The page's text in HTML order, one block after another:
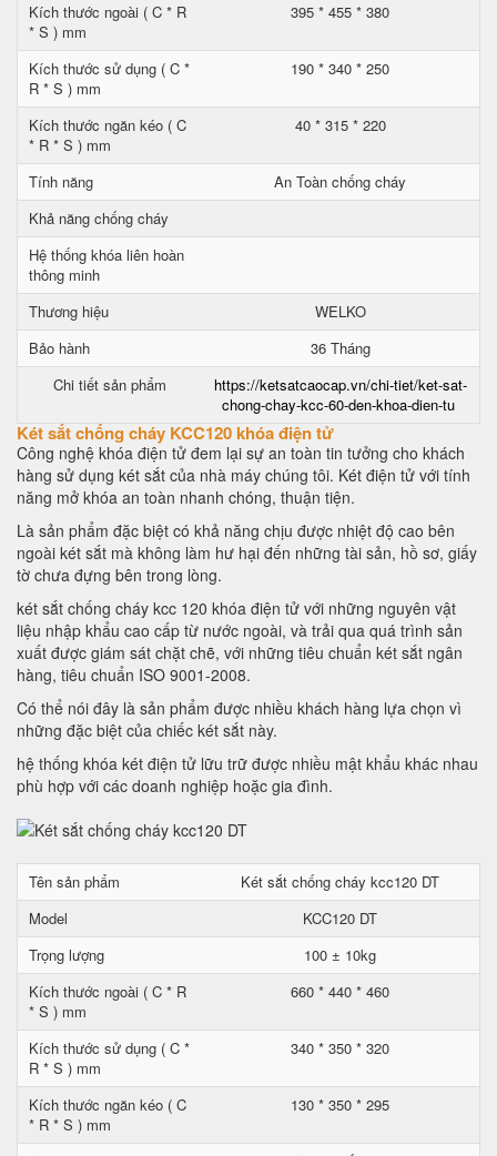
Kích thước ngoài ( C * R
* S ) mm
395 * 455 * 380
Kích thước sử dụng ( C *
R * S ) mm
190 * 340 * 250
Kích thước ngăn kéo ( C
* R * S ) mm
40 * 315 * 220
Tính năng
An Toàn chống cháy
Khả năng chống cháy
Hệ thống khóa liên hoàn
thông minh
Thương hiệu
WELKO
Bảo hành
36 Tháng
Chi tiết sản phẩm
https://ketsatcaocap.vn/chi-tiet/ket-sat-
chong-chay-kcc-60-den-khoa-dien-tu
Két sắt chống cháy KCC120 khóa điện tử
Công nghệ khóa điện tử đem lại sự an toàn tin tưởng cho khách
hàng sử dụng két sắt của nhà máy chúng tôi. Két điện tử với tính
năng mở khóa an toàn nhanh chóng, thuận tiện.
Là sản phẩm đặc biệt có khả năng chịu được nhiệt độ cao bên
ngoài két sắt mà không làm hư hại đến những tài sản, hồ sơ, giấy
tờ chưa đựng bên trong lòng.
két sắt chống cháy kcc 120 khóa điện tử với những nguyên vật
liệu nhập khẩu cao cấp từ nước ngoài, và trải qua quá trình sản
xuất được giám sát chặt chẽ, với những tiêu chuẩn két sắt ngân
hàng, tiêu chuẩn ISO 9001-2008.
Có thể nói đây là sản phẩm được nhiều khách hàng lựa chọn vì
những đặc biệt của chiếc két sắt này.
hệ thống khóa két điện tử lữu trữ được nhiều mật khẩu khác nhau
phù hợp với các doanh nghiệp hoặc gia đình.
Tên sản phẩm
Két sắt chống cháy kcc120 DT
Model
KCC120 DT
Trọng lượng
100 ± 10kg
Kích thước ngoài ( C * R
* S ) mm
660 * 440 * 460
Kích thước sử dụng ( C *
R * S ) mm
340 * 350 * 320
Kích thước ngăn kéo ( C
* R * S ) mm
130 * 350 * 295